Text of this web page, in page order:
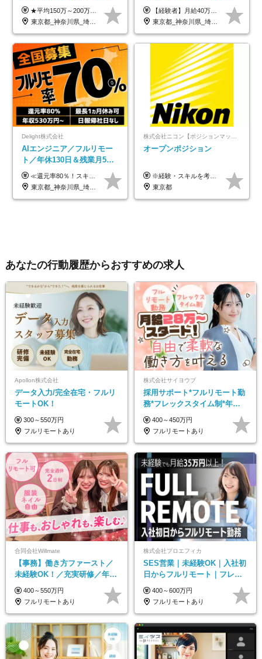
OK/年休130日/平均残業7h/
約2万件の案件から選択
★平均150万～200万円年収UPを実現！ ★前職給与を100％保証！ ★案件内容の開示・明確な評価体制あり ⇒クライアント評価で即昇給を実現したケースも◎ ★年12回（毎月昇給チャンスあり） ■月給35万円～103万円 ※経験・能力・前職給与を考慮し、決定 ※上記給与には月30時間分(6万6500円以上)の固定残業代が含まれます。超過分は手当として別途支給します ※試用期間3ヶ月あり(期間中の給与・待遇面に差異はありません) ▼収入アップの実例をご紹介 ───────────── ★働き方改革をした30代男性（PG） 子どもが生まれたばかりなのに、忙しい現場で残業も月50～60時間が当たり前。 ⇒残業ほぼゼロ＆週3リモートの働き方に！しかも給与もアップ！ ★収入アップした30代男性（PM） 子供が3人いて家計も苦しく、残業代で稼ぐ日々… ⇒残業をたくさんしていた年収額より、100万円以上アップしました！
東京都_神奈川県_埼玉県_千葉県_大阪府_愛知県_北海道_青森県_岩手県_宮城県_秋田県_山形県_福島県_茨城県_栃木県_群馬県_新潟県_山梨県_長野県_富山県_石川県_福井県_静岡県_岐阜県_三重県_兵庫県_京都府_滋賀県_奈良県_和歌山県_広島県_岡山県_鳥取県_島根県_山口県_徳島県_香川県_愛媛県_高知県_福岡県_熊本県_佐賀県_長崎県_大分県_宮崎県_鹿児島県_沖縄県
93%／20～30代活躍中！
【経験者】月給40万円～120万円(固定残業代含む)+各種手当 ★前職給与の総収入額を100％保証｜還元率84％〜100％ ★20代の平均年収570万円 ※月給には、みなし残業手当(月30時間／5万8000円以上)を含みます 超過分は別途追加支給 ※固定残業代は、時間外労働の有無に関わらず30時間分を、月5万8000円~15万7000円支給 ※上記を超える時間外労働分は追加で支給 【未経験者】月給21万円以上＋各種手当 固定残業なし(残業代発生分全額支給) ※6ヶ月の試用期間あり（※条件に変動なし） ▼単価連動性×還元率は84％～100％で収入の大幅UPが可能！ ・案件単価が月50万円の場合：年収417万円 ・案件単価が月70万円の場合：年収584万円 ・案件単価が月100万円の場合：年収834万円 ＜モデル年収＞ ▼400万円～500万円(入社初年度) ▼542万円～626万円(入社2年) ▼667万円～700万円(入社3年） ▼709万円～801万円(入社5年）
東京都_神奈川県_埼玉県_千葉県_大阪府_愛知県_北海道_青森県_岩手県_宮城県_秋田県_山形県_福島県_茨城県_栃木県_群馬県_新潟県_山梨県_長野県_富山県_石川県_福井県_静岡県_岐阜県_三重県_兵庫県_京都府_滋賀県_奈良県_和歌山県_広島県_岡山県_鳥取県_島根県_山口県_徳島県_香川県_愛媛県_高知県_福岡県_熊本県_佐賀県_長崎県_大分県_宮崎県_鹿児島県_沖縄県
Delight株式会社
AIエンジニア／フルリモー
ト／年休130日＆残業月5h
以下／1カ月連休可／案件選
択制／還元率80%
≪還元率80％！スキルや経験をしっかり収入に反映します≫ 年俸530万円以上＋業績賞与 ※スキル・経験を考慮の上、優遇いたします ※上記年俸を12分割し、月1回支給します ※上記年俸には固定残業代月20時間分(月6万9000円以上)が含まれます。残業はほとんど発生しませんが、超過した場合は追加支給します ★AIを使った自社への貢献も、貢献度に応じて給与に反映する制度があります
東京都_神奈川県_埼玉県_千葉県_大阪府_愛知県_北海道_青森県_岩手県_宮城県_秋田県_山形県_福島県_茨城県_栃木県_群馬県_新潟県_山梨県_長野県_富山県_石川県_福井県_静岡県_岐阜県_三重県_兵庫県_京都府_滋賀県_奈良県_和歌山県_広島県_岡山県_鳥取県_島根県_山口県_徳島県_香川県_愛媛県_高知県_福岡県_熊本県_佐賀県_長崎県_大分県_宮崎県_鹿児島県_沖縄県
オープンポジション
※経験・スキルを考慮の上、決定します。
東京都
あなたの行動履歴からおすすめの求人
Apollon株式会社
データ入力/完全在宅・フルリ
モートOK！
300～550万円
フルリモートあり
株式会社サイヨウブ
採用サポート*フルリモート勤
務*フレックスタイム制*年休
120日*土日祝休み*残業ほぼな
し*育児中社員8割以上
400～450万円
フルリモートあり
合同会社Willmate
【事務】働き方ファースト／
未経験OK！／充実研修／年休
127日～／残業なし／平均20代
／リモートOK
400～550万円
フルリモートあり
株式会社プロエフィカ
SES営業｜未経験OK｜入社初
日からフルリモート｜フレッ
クス可｜残業月平均10h以下｜
事業立ち上げメンバー
400～600万円
フルリモートあり